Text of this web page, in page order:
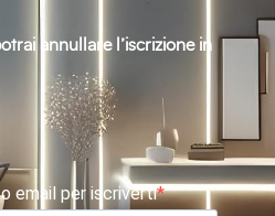
annullare l’iscrizione in
email per iscriverti